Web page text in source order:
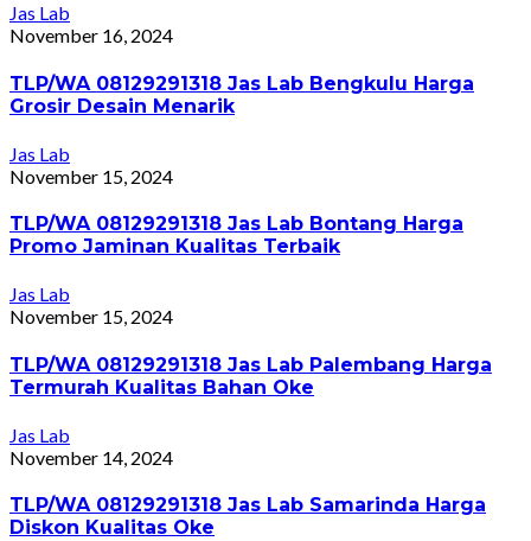
Jas Lab
November 16, 2024
TLP/WA 08129291318 Jas Lab Bengkulu Harga
Grosir Desain Menarik
Jas Lab
November 15, 2024
TLP/WA 08129291318 Jas Lab Bontang Harga
Promo Jaminan Kualitas Terbaik
Jas Lab
November 15, 2024
TLP/WA 08129291318 Jas Lab Palembang Harga
Termurah Kualitas Bahan Oke
Jas Lab
November 14, 2024
TLP/WA 08129291318 Jas Lab Samarinda Harga
Diskon Kualitas Oke